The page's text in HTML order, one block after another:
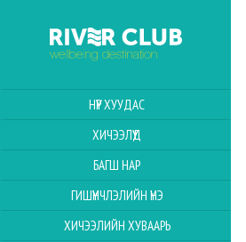
НҮҮР ХУУДАС
ХИЧЭЭЛҮҮД
БАГШ НАР
ГИШҮҮНЧЛЭЛИЙН ҮНЭ
ХИЧЭЭЛИЙН ХУВААРЬ